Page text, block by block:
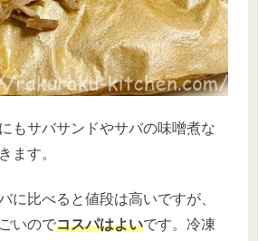
もサバサンドやサバの味噌煮な
ます。
に比べると値段は高いですが、
いのでコスパはよいです。冷凍